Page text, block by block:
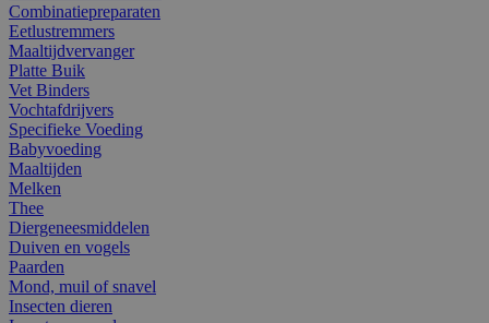
Combinatiepreparaten
Eetlustremmers
Maaltijdvervanger
Platte Buik
Vet Binders
Vochtafdrijvers
Specifieke Voeding
Babyvoeding
Maaltijden
Melken
Thee
Diergeneesmiddelen
Duiven en vogels
Paarden
Mond, muil of snavel
Insecten dieren